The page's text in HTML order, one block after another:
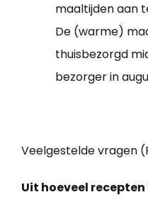
maaltijden aan
De (warme)
thuisbezorgd
bezorger in
Veelgestelde vragen
Uit hoeveel